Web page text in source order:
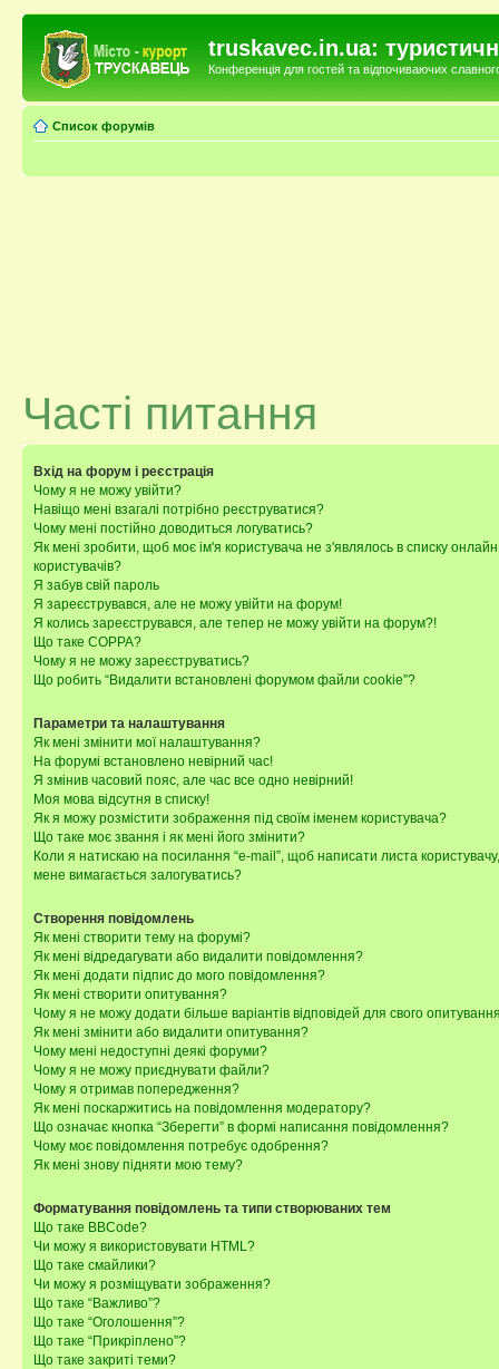
truskavec.in.ua:
Конференція для гостей та відпочиваючих
Список форумів
Часті питання
Вхід на форум і реєстрація
Чому я не можу увійти?
Навіщо мені взагалі потрібно реєструватися?
Чому мені постійно доводиться логуватись?
Як мені зробити, щоб моє ім'я користувача не з'являлось в списку онлайн
користувачів?
Я забув свій пароль
Я зареєструвався, але не можу увійти на форум!
Я колись зареєструвався, але тепер не можу увійти на форум?!
Що таке COPPA?
Чому я не можу зареєструватись?
Що робить “Видалити встановлені форумом файли cookie”?
Параметри та налаштування
Як мені змінити мої налаштування?
На форумі встановлено невірний час!
Я змінив часовий пояс, але час все одно невірний!
Моя мова відсутня в списку!
Як я можу розмістити зображення під своїм іменем користувача?
Що таке моє звання і як мені його змінити?
Коли я натискаю на посилання “e-mail”, щоб написати листа користувачу,
мене вимагається залогуватись?
Створення повідомлень
Як мені створити тему на форумі?
Як мені відредагувати або видалити повідомлення?
Як мені додати підпис до мого повідомлення?
Як мені створити опитування?
Чому я не можу додати більше варіантів відповідей для свого
Як мені змінити або видалити опитування?
Чому мені недоступні деякі форуми?
Чому я не можу приєднувати файли?
Чому я отримав попередження?
Як мені поскаржитись на повідомлення модератору?
Що означає кнопка “Зберегти” в формі написання повідомлення?
Чому моє повідомлення потребує одобрення?
Як мені знову підняти мою тему?
Форматування повідомлень та типи створюваних тем
Що таке BBCode?
Чи можу я використовувати HTML?
Що таке смайлики?
Чи можу я розміщувати зображення?
Що таке “Важливо”?
Що таке “Оголошення”?
Що таке “Прикріплено”?
Що таке закриті теми?